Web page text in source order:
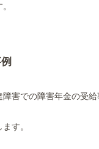
障害での障害年金の受
す。